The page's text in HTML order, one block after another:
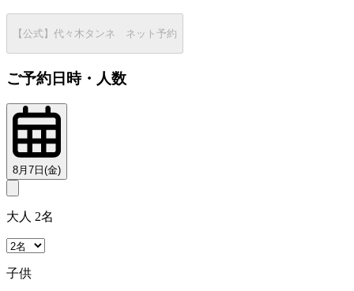
【公式】代々木タンネ ネット予約
ご予約日時・人数
8月7日(金)
大人 2名
子供